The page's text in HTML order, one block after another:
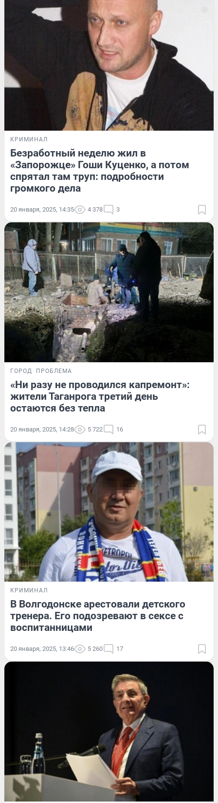
КРИМИНАЛ
Безработный неделю жил в
«Запорожце» Гоши Куценко, а потом
спрятал там труп: подробности
громкого дела
20 января, 2025, 14:35 4 378 3
ГОРОД ПРОБЛЕМА
«Ни разу не проводился капремонт»:
жители Таганрога третий день
остаются без тепла
20 января, 2025, 14:28 5 722 16
КРИМИНАЛ
В Волгодонске арестовали детского
тренера. Его подозревают в сексе с
воспитанницами
20 января, 2025, 13:46 5 260 17